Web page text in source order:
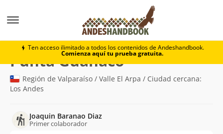
Ten acceso ilimitado a todos los contenidos de Andeshandbook.
Comienza aquí tu prueba gratuita.
Punta Guanaco
Punta Guanaco(3.740m)
Región de Valparaíso / Valle El Arpa / Ciudad cercana:
Los Andes
Joaquin Baranao Diaz
Primer colaborador